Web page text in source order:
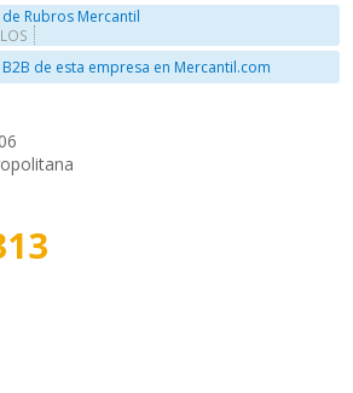
Rubros Mercantil
de esta empresa en Mercantil.com